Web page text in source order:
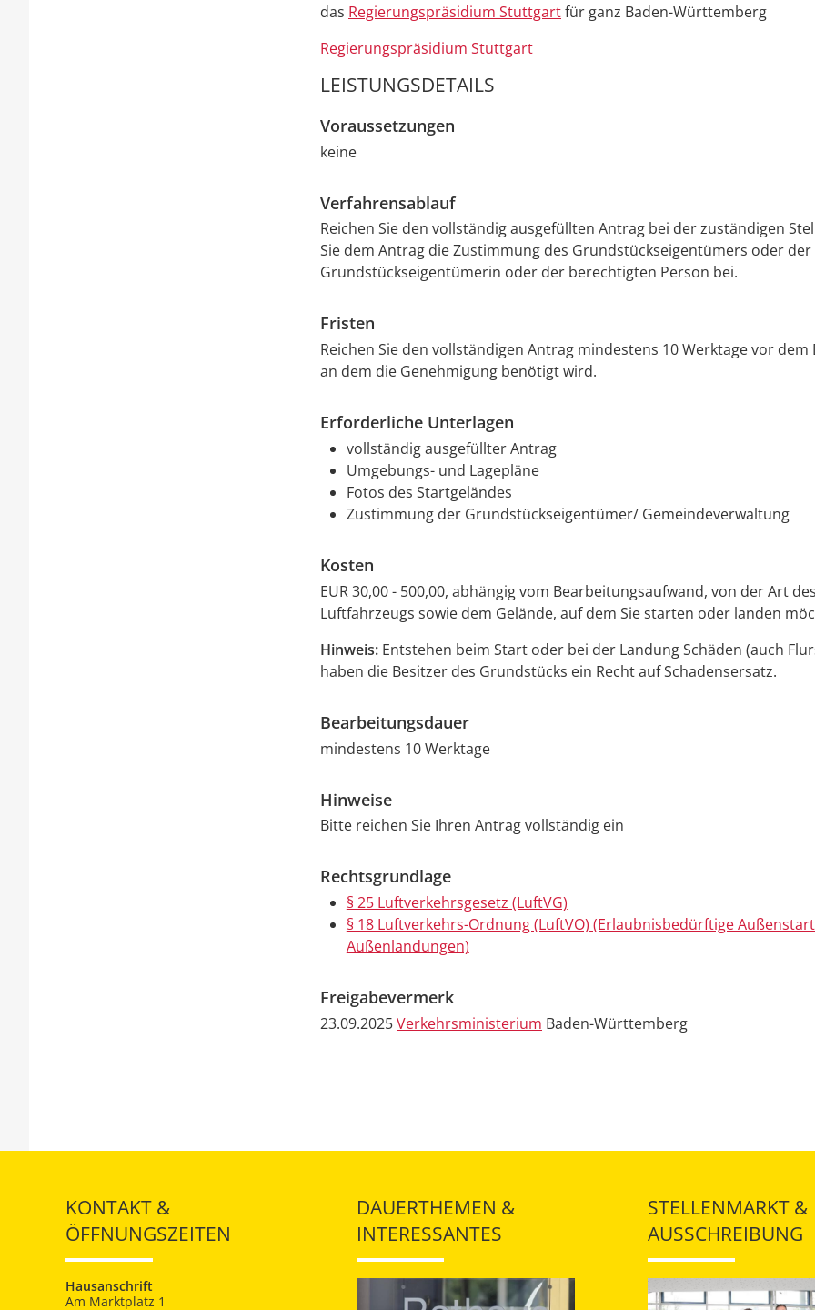
das Regierungspräsidium Stuttgartfür ganz Baden-Württemberg
Regierungspräsidium Stuttgart
LEISTUNGSDETAILS
Voraussetzungen
keine
Verfahrensablauf
Reichen Sie den vollständig ausgefüllten Antrag bei der zuständigen
Sie dem Antrag die Zustimmung des Grundstückseigentümers oder der
Grundstückseigentümerin oder der berechtigten Person bei.
Fristen
Reichen Sie den vollständigen Antrag mindestens 10 Werktage vor dem
an dem die Genehmigung benötigt wird.
Erforderliche Unterlagen
vollständig ausgefüllter Antrag
Umgebungs- und Lagepläne
Fotos des Startgeländes
Zustimmung der Grundstückseigentümer/ Gemeindeverwaltung
Kosten
EUR 30,00 - 500,00, abhängig vom Bearbeitungsaufwand, von der Art des
Luftfahrzeugs sowie dem Gelände, auf dem Sie starten oder landen
Hinweis: Entstehen beim Start oder bei der Landung Schäden (auch
haben die Besitzer des Grundstücks ein Recht auf Schadensersatz.
Bearbeitungsdauer
mindestens 10 Werktage
Hinweise
Bitte reichen Sie Ihren Antrag vollständig ein
Rechtsgrundlage
§ 25 Luftverkehrsgesetz (LuftVG)
§ 18 Luftverkehrs-Ordnung (LuftVO) (Erlaubnisbedürftige
Außenlandungen)
Freigabevermerk
23.09.2025Verkehrsministerium Baden-Württemberg
KONTAKT &
ÖFFNUNGSZEITEN
Hausanschrift
Am Marktplatz 1
DAUERTHEMEN &
INTERESSANTES
STELLENMARKT &
AUSSCHREIBUNG